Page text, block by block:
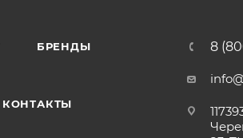
БРЕНДЫ
КОНТАКТЫ
8